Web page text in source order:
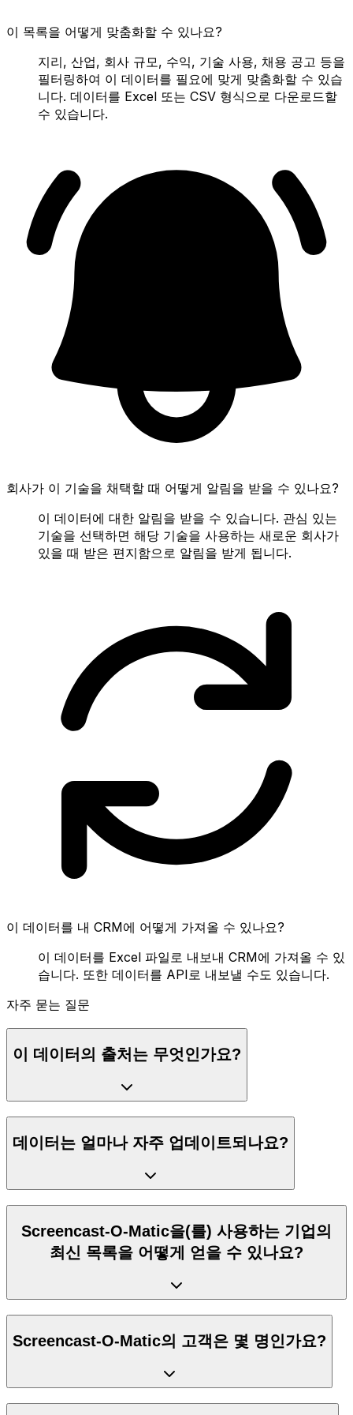
이 목록을 어떻게 맞춤화할 수 있나요?
지리, 산업, 회사 규모, 수익, 기술 사용, 채용 공고 등을
필터링하여 이 데이터를 필요에 맞게 맞춤화할 수 있습
니다. 데이터를 Excel 또는 CSV 형식으로 다운로드할
수 있습니다.
회사가 이 기술을 채택할 때 어떻게 알림을 받을 수 있나요?
이 데이터에 대한 알림을 받을 수 있습니다. 관심 있는
기술을 선택하면 해당 기술을 사용하는 새로운 회사가
있을 때 받은 편지함으로 알림을 받게 됩니다.
이 데이터를 내 CRM에 어떻게 가져올 수 있나요?
이 데이터를 Excel 파일로 내보내 CRM에 가져올 수 있
습니다. 또한 데이터를 API로 내보낼 수도 있습니다.
자주 묻는 질문
이 데이터의 출처는 무엇인가요?
데이터는 얼마나 자주 업데이트되나요?
Screencast-O-Matic을(를) 사용하는 기업의
최신 목록을 어떻게 얻을 수 있나요?
Screencast-O-Matic의 고객은 몇 명인가요?